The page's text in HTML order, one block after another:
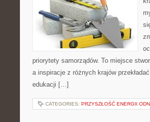
priorytety samorządów. To miejsce
a inspiracje z różnych krajów
edukacji […]
CATEGORIES: PRZYSZŁOŚĆ ENERGII